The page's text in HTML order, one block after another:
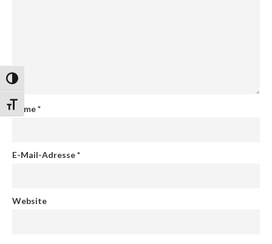
Umschalten auf hohe Kontraste
Schrift vergrößern
Name*
E-Mail-Adresse*
Website